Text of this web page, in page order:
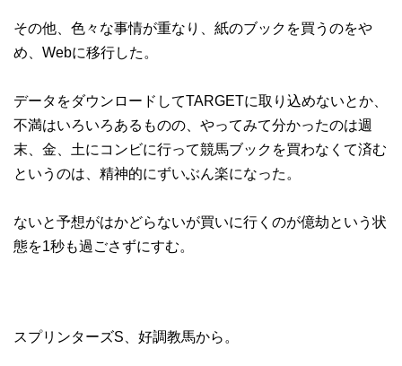
その他、色々な事情が重なり、紙のブックを買うのをや
め、Webに移行した。
データをダウンロードしてTARGETに取り込めないとか、
不満はいろいろあるものの、やってみて分かったのは週
末、金、土にコンビに行って競馬ブックを買わなくて済む
というのは、精神的にずいぶん楽になった。
ないと予想がはかどらないが買いに行くのが億劫という状
態を1秒も過ごさずにすむ。
スプリンターズS、好調教馬から。